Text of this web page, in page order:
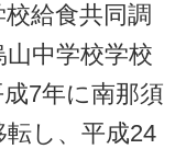
給食共同調
中学校学校
7年に南那須
し、平成24